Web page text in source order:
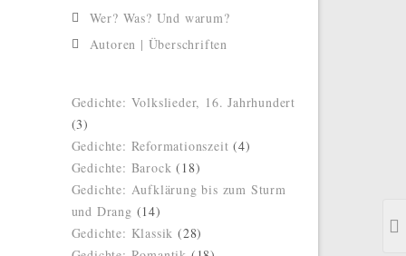
Wer? Was? Und warum?
Autoren | Überschriften
Gedichte: Volkslieder, 16. Jahrhundert
(3)
Gedichte: Reformationszeit (4)
Gedichte: Barock (18)
Gedichte: Aufklärung bis zum Sturm
und Drang (14)
Gedichte: Klassik (28)